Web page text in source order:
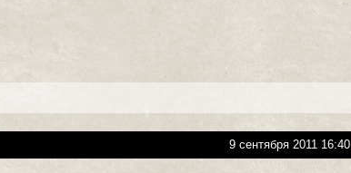
9 сентября 2011 16:40